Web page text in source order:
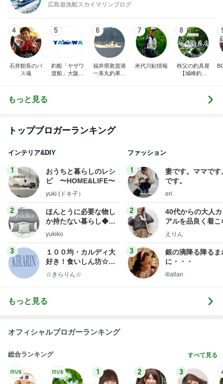
広島遊漁船スカイマリンブログ
4
石井館長のバ
ス魂
5
釣船「ヤザワ
渡船」大阪市
6
福井県敦賀港
一美丸釣果ブ
7
米代川鮎情報
8
秩父の釣具屋
【城峰釣具
もっと見る
トップブロガーランキング
インテリア&DIY
1
おうちと暮らしのレシ
ピ 〜HOME&LIFE〜
yuki (ドキ子）
2
ほんとうに必要な物し
か持たない暮らし◆Ke
ep Life Simple◆〜イ
ンテリアのきろく〜
yukiko
3
１００均・カルディ大
好き！食いしん坊☆き
らりん☆のブログ
☆きらりん☆
ファッション
1
妻です。ママです
です。
eri.
2
40代からの大人
アルを品良く着こ
ファッションブロ
えりん
3
銀の滴降る降るま
に・・・
illallan
もっと見る
オフィシャルブロガーランキング
総合ランキング すべて見る
1 2 3